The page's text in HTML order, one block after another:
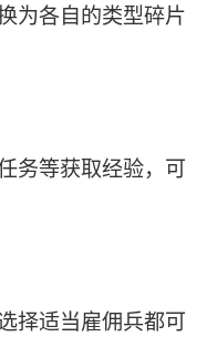
为各自的类型碎片
务等获取经验，可
择适当雇佣兵都可